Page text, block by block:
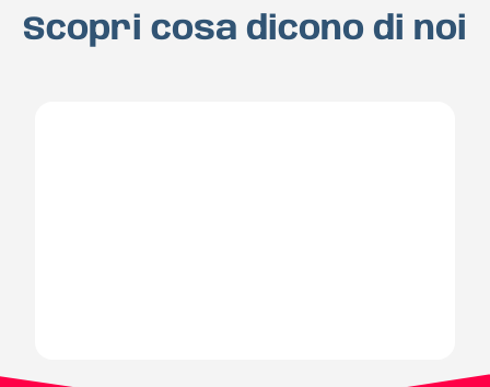
Scopri cosa dicono di noi